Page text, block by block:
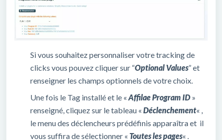
Si vous souhaitez personnaliser votre tracking de
clicks vous pouvez cliquer sur “Optional Values” et
renseigner les champs optionnels de votre choix.
Une fois le Tag installé et le « Affilae Program ID »
renseigné, cliquez sur le tableau « Déclenchement« ,
le menu des déclencheurs prédéfinis apparaîtra et il
vous suffira de sélectionner « Toutes les pages« .